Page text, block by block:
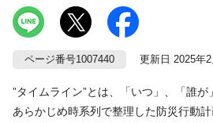
ページ番号1007440 更新日 2025年2
”タイムライン”とは、「いつ」、「誰が
あらかじめ時系列で整理した防災行動